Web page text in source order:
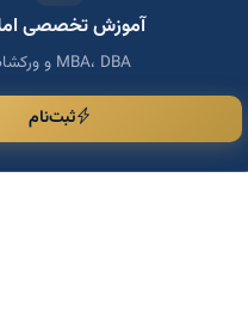
آموزش تخصصی
MBA، DBA و ورکشاپ
ثبت‌نام